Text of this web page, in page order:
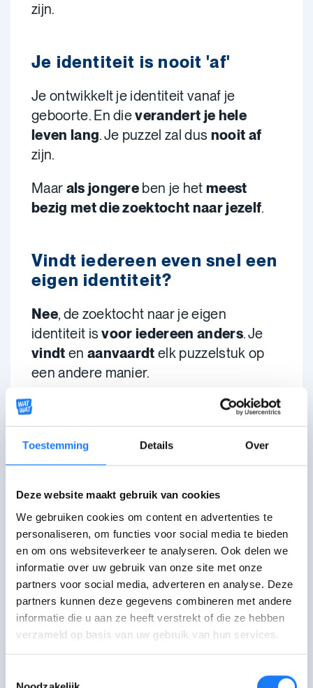
Toestemming Details Over
Deze website maakt gebruik van cookies
We gebruiken cookies om content en advertenties te
personaliseren, om functies voor social media te bieden
en om ons websiteverkeer te analyseren. Ook delen we
informatie over uw gebruik van onze site met onze
partners voor social media, adverteren en analyse. Deze
partners kunnen deze gegevens combineren met andere
informatie die u aan ze heeft verstrekt of die ze hebben
verzameld op basis van uw gebruik van hun services.
zijn.
Je identiteit is nooit 'af'
Je ontwikkelt je identiteit vanaf je
geboorte. En dieverandert je hele
leven lang. Je puzzel zal dus nooit af
zijn.
Maar als jongere ben je het meest
bezig met die zoektocht naar jezelf.
Vindt iedereen even snel een
eigen identiteit?
Nee, de zoektocht naar je eigen
identiteit isvoor iedereen anders. Je
vindt en aanvaardtelk puzzelstuk op
een andere manier.
Denk
aan de zoektocht
naar jeseksuele oriëntatie:
groot dat demaatschappij
normaal reageert. Je stelt je dus
geen vragenbij je seksualiteit. Je
vindt dat puzzelstukonbewusten
aanvaardt het makkelijk.
Ben je bijvoorbeeldace of
aseksueel ,bi,lesbischofhomo?
De kans is groot dat de
maatschappij anders reageert.